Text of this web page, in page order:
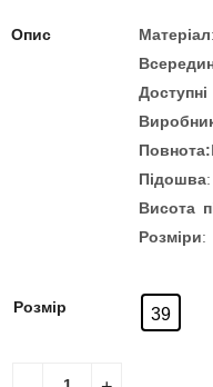
Опис Матеріал
Повнота:
Підошва
Висота
Розміри:
Розмір 39